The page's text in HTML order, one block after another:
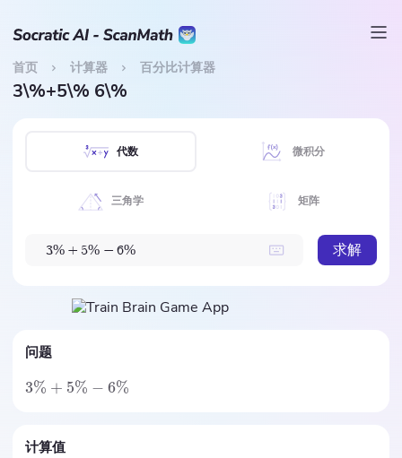
首页 计算器 百分比计算器
3\%+5\% 6\%
代数 微积分
三角学 矩阵
3% + 5% − 6% 求解
问题
3% + 5% − 6%
计算值